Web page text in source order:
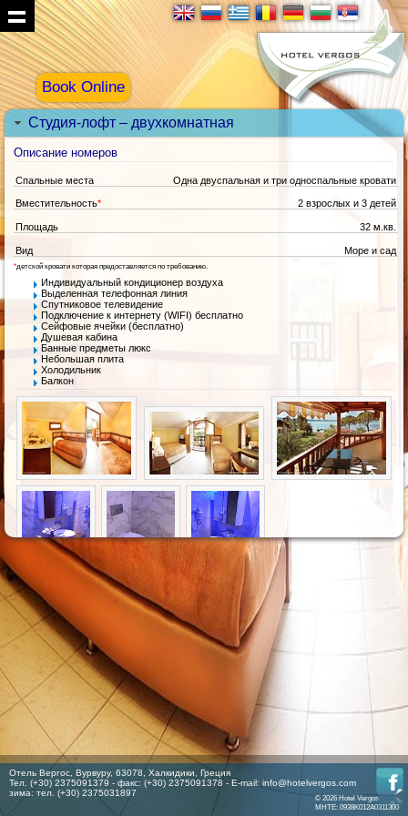
Book Online
Студия-лофт – двухкомнатная
Описание номеров
Спальные места Одна двуспальная и три односпальные кровати
Вместительность* 2 взрослых и 3 детей
Площадь 32 м.кв.
Вид Море и сад
*детской кровати которая предоставляется по требованию.
Индивидуальный кондиционер воздуха
Выделенная телефонная линия
Спутниковое телевидение
Подключение к интернету (WIFI) бесплатно
Сейфовые ячейки (бесплатно)
Душевая кабина
Банные предметы люкс
Небольшая плита
Холодильник
Балкон
Отель Вергос, Вурвуру, 63078, Халкидики, Греция
Тел. (+30) 2375091379 - факс: (+30) 2375091378 - E-mail: info@hotelvergos.com
зима: тел. (+30) 2375031897
© 2026 Hotel Vergos
MHTE: 0938K012A0311300